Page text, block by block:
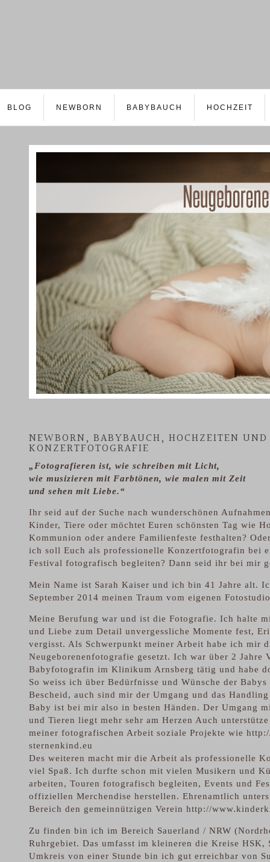
BLOG NEWBORN BABYBAUCH HOCHZEIT
NEWBORN, BABYBAUCH, HOCHZEITEN UND
KONZERTFOTOGRAFIE
„Fotografieren ist, wie schreiben mit Licht,
wie musizieren mit Farbtönen, wie malen mit Zeit
und sehen mit Liebe.“
Ihr seid auf der Suche nach wunderschönen
Kinder, Tiere oder möchtet Euren schönsten Tag wie
Kommunion oder andere Familienfeste festhalten?
ich soll Euch als professionelle Konzertfotografin bei
Festival fotografisch begleiten? Dann seid ihr bei mir
Mein Name ist Sarah Kaiser und ich bin 41 Jahre alt.
September 2014 meinen Traum vom eigenen
Meine Berufung war und ist die Fotografie. Ich halte
und Liebe zum Detail unvergessliche Momente fest,
vergisst. Als Schwerpunkt meiner Arbeit habe ich mir
Neugeborenenfotografie gesetzt. Ich war über 2 Jahre
Babyfotografin im Klinikum Arnsberg tätig und habe
So weiss ich über Bedürfnisse und Wünsche der
Bescheid, auch sind mir der Umgang und das
Baby ist bei mir also in besten Händen. Der Umgang
und Tieren liegt mehr sehr am Herzen Auch
meiner fotografischen Arbeit soziale Projekte wie
sternenkind.eu
Des weiteren macht mir die Arbeit als professionelle
viel Spaß. Ich durfte schon mit vielen Musikern und
arbeiten, Touren fotografisch begleiten, Events und
offiziellen Merchendise herstellen. Ehrenamtlich
Bereich den gemeinnützigen Verein http://
Zu finden bin ich im Bereich Sauerland / NRW
Ruhrgebiet. Das umfasst im kleineren die Kreise HSK,
Umkreis von einer Stunde bin ich gut erreichbar von